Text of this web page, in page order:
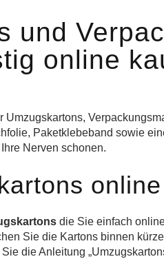
und
online
Paketklebeband sowie
Nerven schonen.
die Sie einfach
Sie die Kartons binnen
die Anleitung